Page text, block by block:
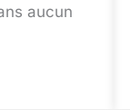
aucun